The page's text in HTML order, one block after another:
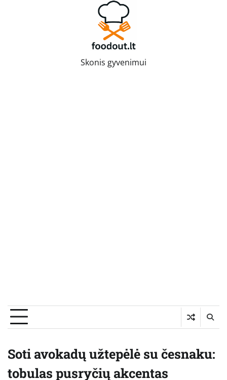
Skonis gyvenimui
Soti avokadų užtepėlė su česnaku:
tobulas pusryčių akcentas